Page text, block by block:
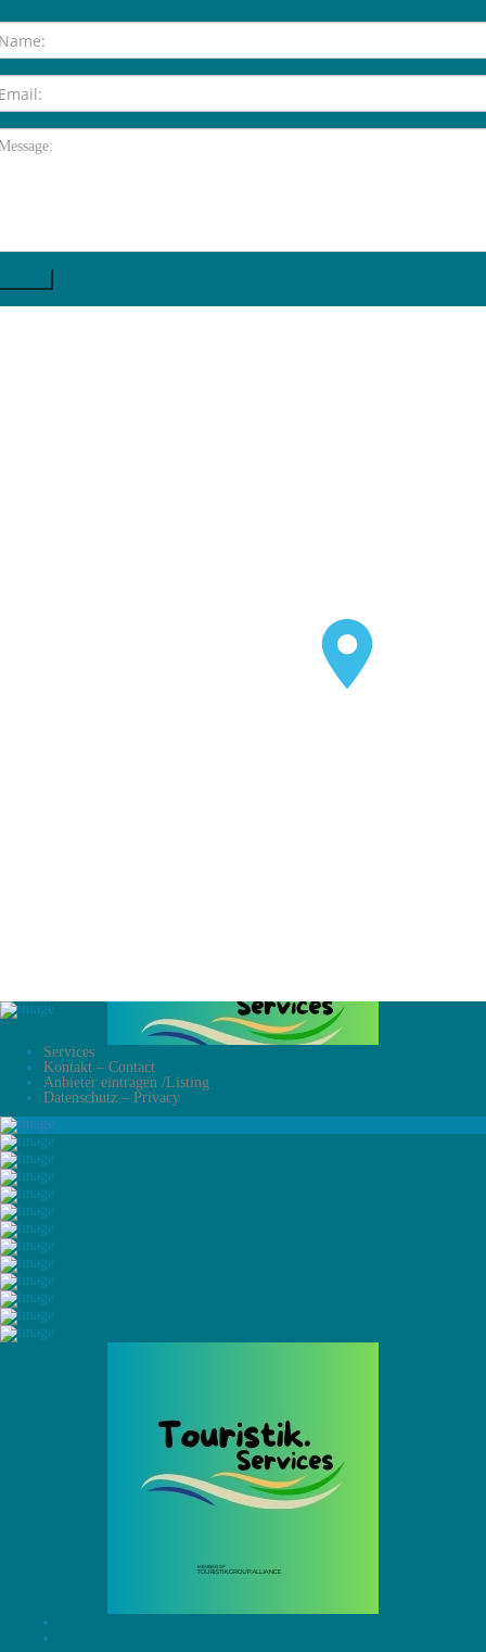
Services
Kontakt – Contact
Anbieter eintragen /Listing
Datenschutz – Privacy
Home